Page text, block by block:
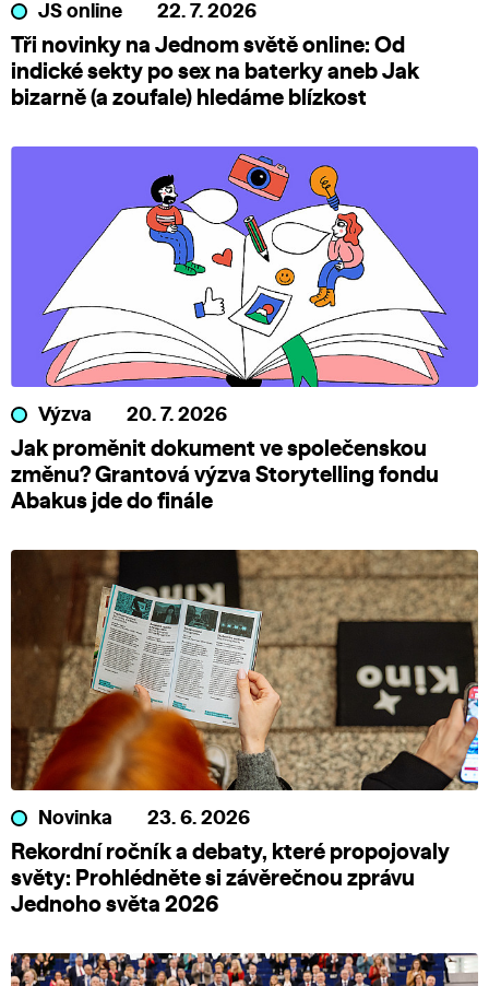
JS online 22. 7. 2026
Tři novinky na Jednom světě online: Od
indické sekty po sex na baterky aneb Jak
bizarně (a zoufale) hledáme blízkost
Výzva 20. 7. 2026
Jak proměnit dokument ve společenskou
změnu? Grantová výzva Storytelling fondu
Abakus jde do finále
Novinka 23. 6. 2026
Rekordní ročník a debaty, které propojovaly
světy: Prohlédněte si závěrečnou zprávu
Jednoho světa 2026